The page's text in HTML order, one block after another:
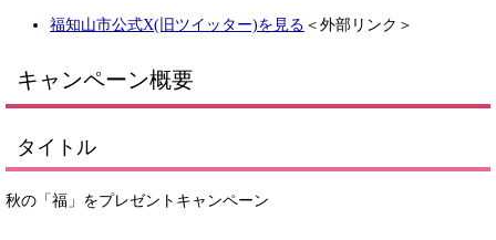
福知山市公式X(旧ツイッター)を見る ＜外部リンク＞
キャンペーン概要
タイトル
秋の「福」をプレゼントキャンペーン